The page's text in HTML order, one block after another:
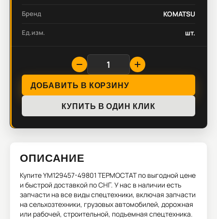
Бренд KOMATSU
Ед.изм. шт.
ДОБАВИТЬ В КОРЗИНУ
КУПИТЬ В ОДИН КЛИК
ОПИСАНИЕ
КупитеYM129457-49801 ТЕРМОСТАТпо выгодной цене
и быстрой доставкой по СНГ. У нас в наличии есть
запчасти на все виды спецтехники, включая запчасти
на сельхозтехники, грузовых автомобилей, дорожная
или рабочей, строительной, подъемная спецтехника.